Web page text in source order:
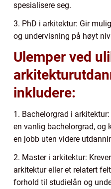
spesialisere seg.
3. PhD i arkitektur: Gir
og undervisning på høyt
Ulemper ved
inkludere:
1. Bachelorgrad i
en vanlig bachelorgrad,
en jobb uten videre
2. Master i arkitektur:
arkitektur eller et relatert
forhold til studielån og